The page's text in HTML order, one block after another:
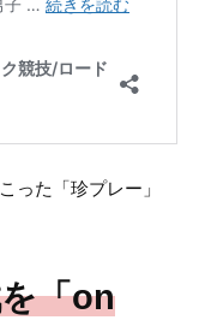
った「珍プレー」
「on